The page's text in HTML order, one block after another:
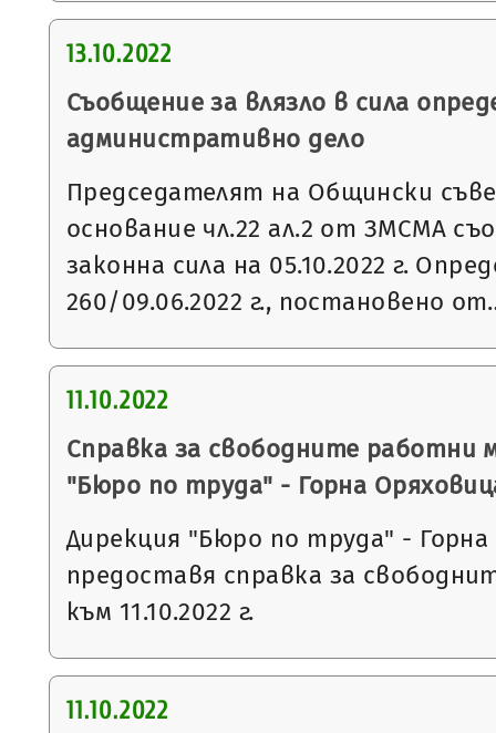
13.10.2022
Съобщение за влязло в сила
административно дело
Председателят на Общински
основание чл.22 ал.2 от ЗМСМА
законна сила на 05.10.2022 г.
260/09.06.2022 г., постановено
11.10.2022
Справка за свободните работни
"Бюро по труда" - Горна
Дирекция "Бюро по труда" -
предоставя справка за
към 11.10.2022 г.
11.10.2022